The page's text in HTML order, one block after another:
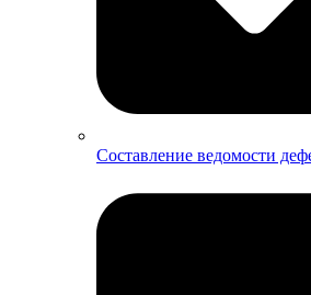
Составление ведомости